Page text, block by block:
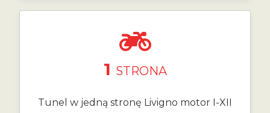
1 STRONA
Tunel w jedną stronę Livigno motor I-XII